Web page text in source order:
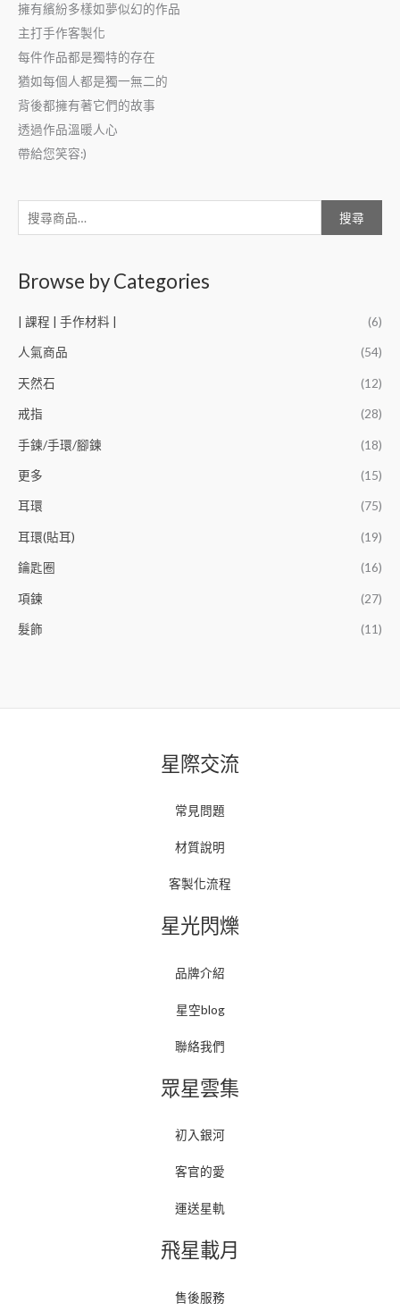
擁有繽紛多樣如夢似幻的作品
主打手作客製化
每件作品都是獨特的存在
猶如每個人都是獨一無二的
背後都擁有著它們的故事
透過作品溫暖人心
帶給您笑容:)
搜尋
Browse by Categories
| 課程 | 手作材料 | (6)
人氣商品 (54)
天然石 (12)
戒指 (28)
手鍊/手環/腳鍊 (18)
更多 (15)
耳環 (75)
耳環(貼耳) (19)
鑰匙圈 (16)
項鍊 (27)
髮飾 (11)
星際交流
常見問題
材質說明
客製化流程
星光閃爍
品牌介紹
星空blog
聯絡我們
眾星雲集
初入銀河
客官的愛
運送星軌
飛星載月
售後服務